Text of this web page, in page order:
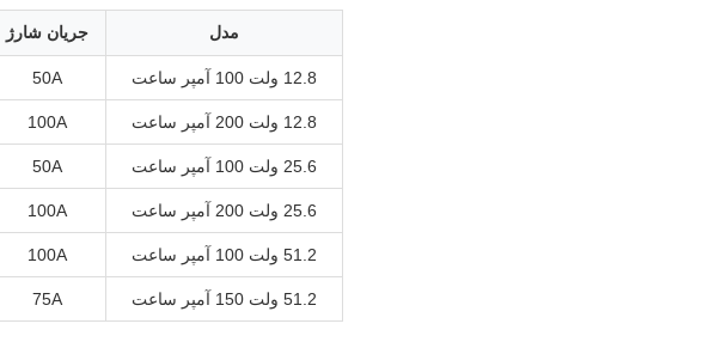
مدل جریان شارژ
12.8 ولت 100 آمپر ساعت 50A
12.8 ولت 200 آمپر ساعت 100A
25.6 ولت 100 آمپر ساعت 50A
25.6 ولت 200 آمپر ساعت 100A
51.2 ولت 100 آمپر ساعت 100A
51.2 ولت 150 آمپر ساعت 75A